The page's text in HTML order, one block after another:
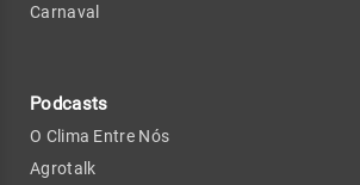
Carnaval
Podcasts
O Clima Entre Nós
Agrotalk